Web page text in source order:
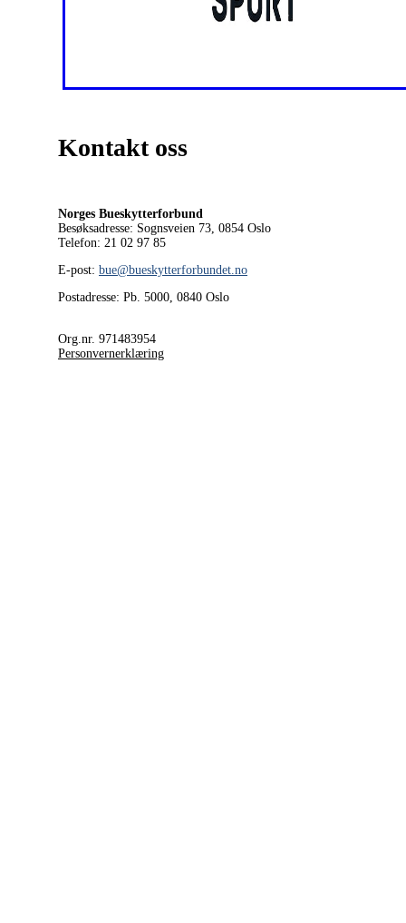
Kontakt oss
Norges Bueskytterforbund
Besøksadresse: Sognsveien 73, 0854 Oslo
Telefon: 21 02 97 85
E-post: bue@bueskytterforbundet.no
Postadresse: Pb. 5000, 0840 Oslo
Org.nr. 971483954
Personvernerklæring